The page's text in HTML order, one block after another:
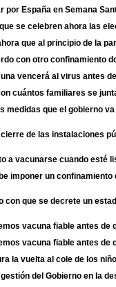
por España en Semana
se celebren ahora las
que al principio de la
con otro confinamiento
vencerá al virus antes
cuántos familiares se
medidas que el gobierno
de las instalaciones
a vacunarse cuando esté
imponer un
con que se decrete un
vacuna fiable antes de
vacuna fiable antes de
la vuelta al cole de los
del Gobierno en la